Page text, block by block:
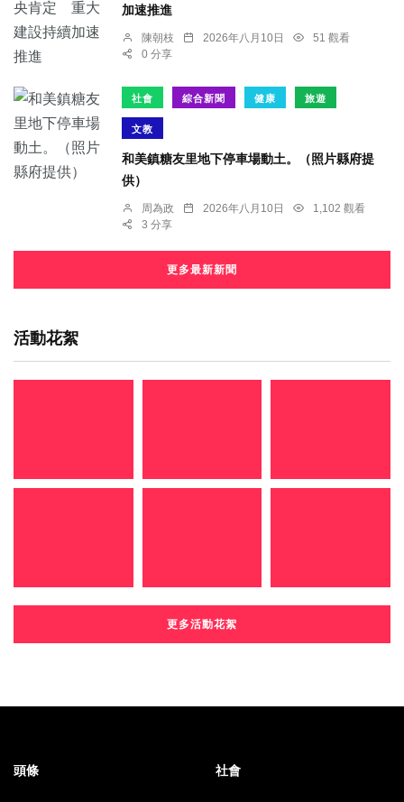
加速推進
陳朝枝 2026年八月10日
51 觀看
0 分享
社會 綜合新聞 健康 旅遊
文教
和美鎮糖友里地下停車場動土。（照片縣府提
供）
周為政 2026年八月10日
1,102 觀看
3 分享
更多最新新聞
活動花絮
更多活動花絮
頭條 社會